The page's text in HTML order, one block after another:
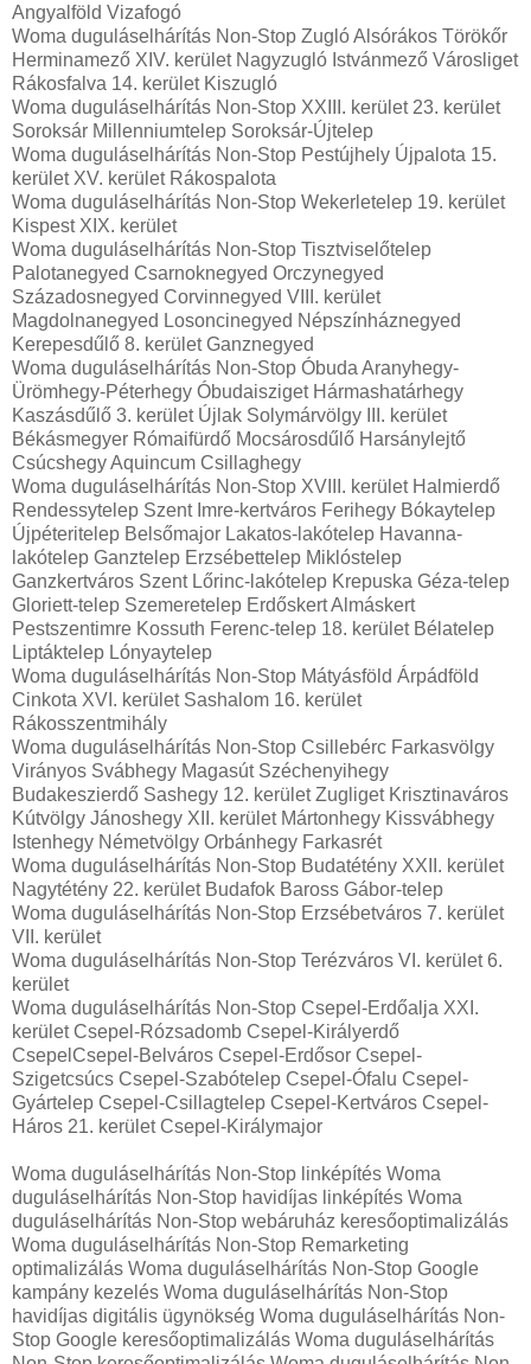
Angyalföld Vizafogó
Woma duguláselhárítás Non-Stop Zugló Alsórákos Törökőr
Herminamező XIV. kerület Nagyzugló Istvánmező Városliget
Rákosfalva 14. kerület Kiszugló
Woma duguláselhárítás Non-Stop XXIII. kerület 23. kerület
Soroksár Millenniumtelep Soroksár-Újtelep
Woma duguláselhárítás Non-Stop Pestújhely Újpalota 15.
kerület XV. kerület Rákospalota
Woma duguláselhárítás Non-Stop Wekerletelep 19. kerület
Kispest XIX. kerület
Woma duguláselhárítás Non-Stop Tisztviselőtelep
Palotanegyed Csarnoknegyed Orczynegyed
Századosnegyed Corvinnegyed VIII. kerület
Magdolnanegyed Losoncinegyed Népszínháznegyed
Kerepesdűlő 8. kerület Ganznegyed
Woma duguláselhárítás Non-Stop Óbuda Aranyhegy-
Ürömhegy-Péterhegy Óbudaisziget Hármashatárhegy
Kaszásdűlő 3. kerület Újlak Solymárvölgy III. kerület
Békásmegyer Rómaifürdő Mocsárosdűlő Harsánylejtő
Csúcshegy Aquincum Csillaghegy
Woma duguláselhárítás Non-Stop XVIII. kerület Halmierdő
Rendessytelep Szent Imre-kertváros Ferihegy Bókaytelep
Újpéteritelep Belsőmajor Lakatos-lakótelep Havanna-
lakótelep Ganztelep Erzsébettelep Miklóstelep
Ganzkertváros Szent Lőrinc-lakótelep Krepuska Géza-telep
Gloriett-telep Szemeretelep Erdőskert Almáskert
Pestszentimre Kossuth Ferenc-telep 18. kerület Bélatelep
Liptáktelep Lónyaytelep
Woma duguláselhárítás Non-Stop Mátyásföld Árpádföld
Cinkota XVI. kerület Sashalom 16. kerület
Rákosszentmihály
Woma duguláselhárítás Non-Stop Csillebérc Farkasvölgy
Virányos Svábhegy Magasút Széchenyihegy
Budakeszierdő Sashegy 12. kerület Zugliget Krisztinaváros
Kútvölgy Jánoshegy XII. kerület Mártonhegy Kissvábhegy
Istenhegy Németvölgy Orbánhegy Farkasrét
Woma duguláselhárítás Non-Stop Budatétény XXII. kerület
Nagytétény 22. kerület Budafok Baross Gábor-telep
Woma duguláselhárítás Non-Stop Erzsébetváros 7. kerület
VII. kerület
Woma duguláselhárítás Non-Stop Terézváros VI. kerület 6.
kerület
Woma duguláselhárítás Non-Stop Csepel-Erdőalja XXI.
kerület Csepel-Rózsadomb Csepel-Királyerdő
CsepelCsepel-Belváros Csepel-Erdősor Csepel-
Szigetcsúcs Csepel-Szabótelep Csepel-Ófalu Csepel-
Gyártelep Csepel-Csillagtelep Csepel-Kertváros Csepel-
Háros 21. kerület Csepel-Királymajor
Woma duguláselhárítás Non-Stop linképítés Woma
duguláselhárítás Non-Stop havidíjas linképítés Woma
duguláselhárítás Non-Stop webáruház keresőoptimalizálás
Woma duguláselhárítás Non-Stop Remarketing
optimalizálás Woma duguláselhárítás Non-Stop Google
kampány kezelés Woma duguláselhárítás Non-Stop
havidíjas digitális ügynökség Woma duguláselhárítás Non-
Stop Google keresőoptimalizálás Woma duguláselhárítás